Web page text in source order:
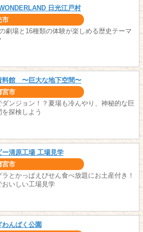
日光江戸村
市
劇場と16種類の体験が楽しめる歴史テーマ
料館 〜巨大な地下空間〜
宮市
ダンジョン！？夏場も冷んやり、神秘的な巨
を探検しよう
ー清原工場 工場見学
宮市
ラとかっぱえびせん食べ放題にお土産付き！
おいしい工場見学
わんぱく公園